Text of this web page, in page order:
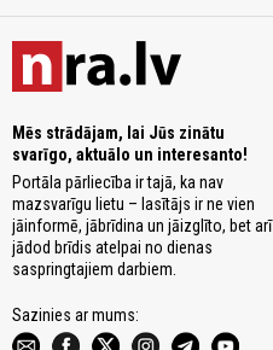
Mēs strādājam, lai Jūs zinātu
svarīgo, aktuālo un interesanto!
Portāla pārliecība ir tajā, ka nav
mazsvarīgu lietu – lasītājs ir ne vien
jāinformē, jābrīdina un jāizglīto, bet arī
jādod brīdis atelpai no dienas
saspringtajiem darbiem.
Sazinies ar mums: